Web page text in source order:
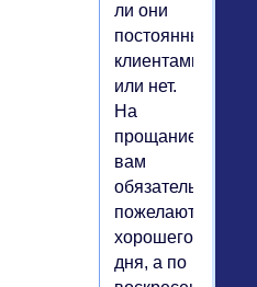
ли они
постоянными
клиентами
или нет.
На
прощание
вам
обязательно
пожелают
хорошего
дня, а по